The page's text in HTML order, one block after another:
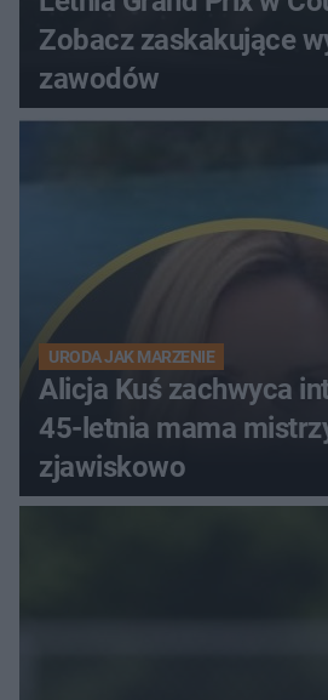
Zobacz zaskakujące
zawodów
URODA JAK MARZENIE
Alicja Kuś zachwyca
45-letnia mama
zjawiskowo